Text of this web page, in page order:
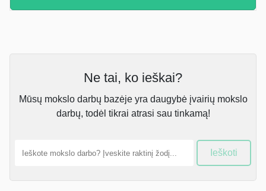
Ne tai, ko ieškai?
Mūsų mokslo darbų bazėje yra daugybė įvairių mokslo
darbų, todėl tikrai atrasi sau tinkamą!
Ieškoti